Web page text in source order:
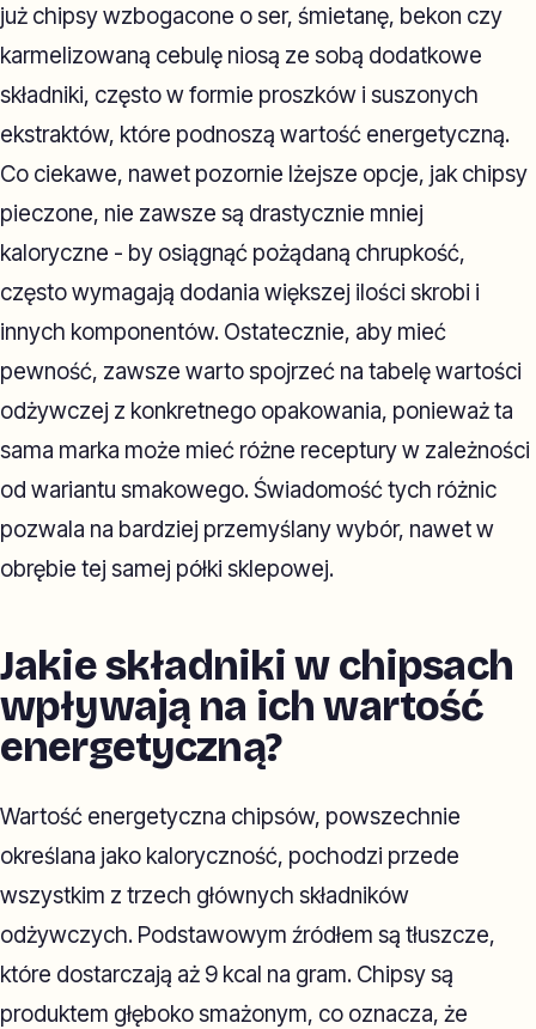
już chipsy wzbogacone o ser, śmietanę, bekon czy
karmelizowaną cebulę niosą ze sobą dodatkowe
składniki, często w formie proszków i suszonych
ekstraktów, które podnoszą wartość energetyczną.
Co ciekawe, nawet pozornie lżejsze opcje, jak chipsy
pieczone, nie zawsze są drastycznie mniej
kaloryczne - by osiągnąć pożądaną chrupkość,
często wymagają dodania większej ilości skrobi i
innych komponentów. Ostatecznie, aby mieć
pewność, zawsze warto spojrzeć na tabelę wartości
odżywczej z konkretnego opakowania, ponieważ ta
sama marka może mieć różne receptury w zależności
od wariantu smakowego. Świadomość tych różnic
pozwala na bardziej przemyślany wybór, nawet w
obrębie tej samej półki sklepowej.
Jakie składniki w chipsach
wpływają na ich wartość
energetyczną?
Wartość energetyczna chipsów, powszechnie
określana jako kaloryczność, pochodzi przede
wszystkim z trzech głównych składników
odżywczych. Podstawowym źródłem są tłuszcze,
które dostarczają aż 9 kcal na gram. Chipsy są
produktem głęboko smażonym, co oznacza, że